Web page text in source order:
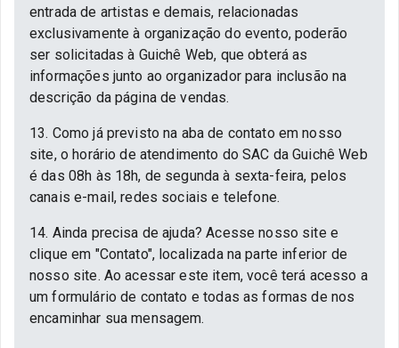
entrada de artistas e demais, relacionadas
exclusivamente à organização do evento, poderão
ser solicitadas à Guichê Web, que obterá as
informações junto ao organizador para inclusão na
descrição da página de vendas.
13. Como já previsto na aba de contato em nosso
site, o horário de atendimento do SAC da Guichê Web
é das 08h às 18h, de segunda à sexta-feira, pelos
canais e-mail, redes sociais e telefone.
14. Ainda precisa de ajuda? Acesse nosso site e
clique em "Contato", localizada na parte inferior de
nosso site. Ao acessar este item, você terá acesso a
um formulário de contato e todas as formas de nos
encaminhar sua mensagem.